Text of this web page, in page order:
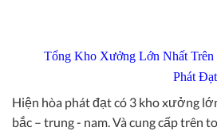
Tổng Kho Xưởng Lớn Nhất
Phát Đạt
Hiện hòa phát đạt có 3 kho xưởng
bắc – trung - nam. Và cung cấp trên